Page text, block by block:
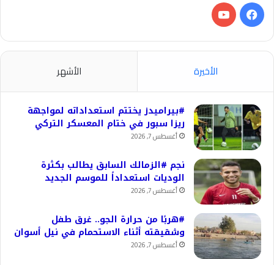
فيسبوك‫YouTube
الأخيرة الأشهر
#بيراميدز يختتم استعداداته لمواجهة
ريزا سبور في ختام المعسكر التركي
أغسطس 7, 2026
نجم #الزمالك السابق يطالب بكثرة
الوديات استعداداً للموسم الجديد
أغسطس 7, 2026
#هربًا من حرارة الجو.. غرق طفل
وشقيقته أثناء الاستحمام في نيل أسوان
أغسطس 7, 2026